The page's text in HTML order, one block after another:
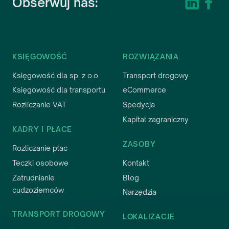
indywidualne podejście do klienta
sprawiają, że czuję się pewnie w
zarządzaniu moimi finansami.
Zdecydowanie polecam!
Michail Pliner
o.o.
KSIĘGOWOŚĆ
Księgowość dla sp. z o.o.
Księgowość dla transportu
Rozliczanie VAT
KADRY I PŁACE
Rozliczanie płac
Teczki osobowe
Zatrudnianie
cudzoziemców
TRANSPORT DROGOWY
ROZWIĄZANIA
Transport drogowy
eCommerce
Spedycja
Kapitał zagraniczny
ZASOBY
Kontakt
Blog
Narzędzia
LOKALIZACJE